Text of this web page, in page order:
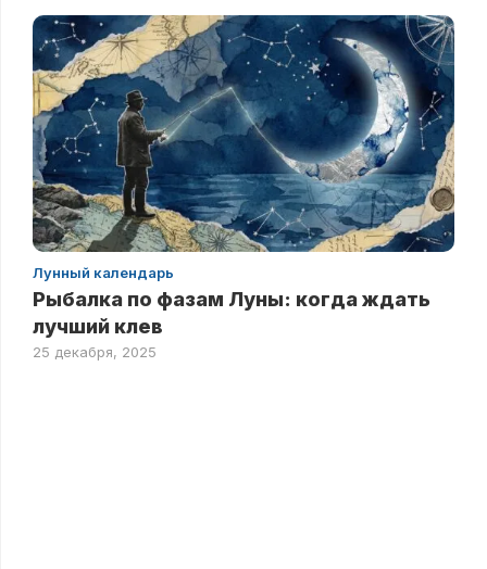
Лунный календарь
Рыбалка по фазам Луны: когда ждать
лучший клев
25 декабря, 2025